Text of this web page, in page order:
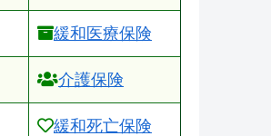
緩和医療保険
介護保険
緩和死亡保険